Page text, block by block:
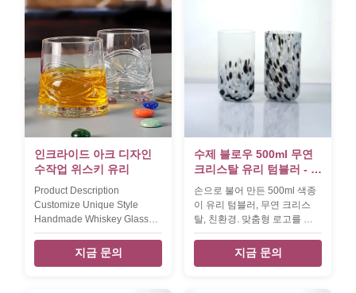
Stylish Modern Glasses - Gift
For Wedding, Birthday
INTRODUCTION Description
Handmade Color Bubble
Heavy Thick Bottom Glass
Cup Scotch Whisky Glasses
Brief lead free crystal
glass.heavy base. Size Glass
Size - TD66*MD74*H112MM,
Capacity-267ml, Weight-
359g. Color Clear With Color
Suspend Air
volume of this silver rim rock
glass is 310ml. top open 7.5
cm max diameter 8.8 cm
hight 8.5 cm capcity / weight
300ml INTRODUCTION
Description classic whiskey
band. Brief Mouth (Hand)
blown
인크라이드 아크 디자인
수작업 위스키 유리
Product Description
Customize Unique Style
Handmade Whiskey Glass
With Inlaid Eyes Design there
is an new design whisky
glass cup made by
지금 문의
수제 블로우 500ml 무연
크리스탈 유리 텀블러 - 위
스키 및 주스용 아티잔 드
링킹 글라스
손으로 불어 만든 500ml 색종
이 유리 텀블러, 무연 크리스
탈, 친환경. 맞춤형 로고를 사
용할 수 있습니다. MOQ
1000pcs, 7일 안에 샘플. 집,
바, 호텔 사용에 적합합니다.
지금 문의